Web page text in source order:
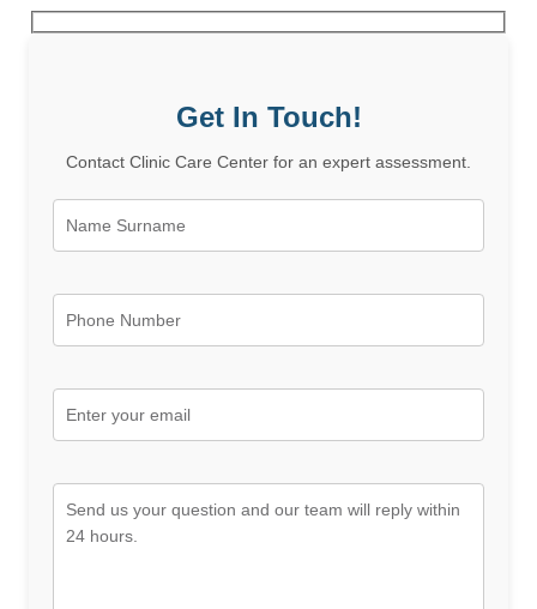
Get In Touch!
Contact Clinic Care Center for an expert assessment.